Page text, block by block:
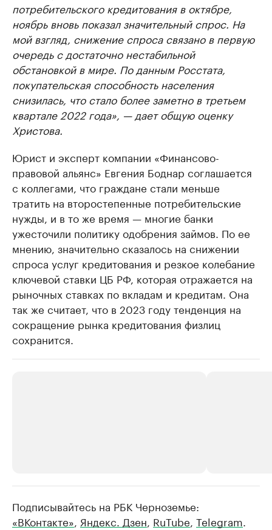
потребительского кредитования в октябре,
ноябрь вновь показал значительный спрос. На
мой взгляд, снижение спроса связано в первую
очередь с достаточно нестабильной
обстановкой в мире. По данным Росстата,
покупательская способность населения
снизилась, что стало более заметно в третьем
квартале 2022 года», — дает общую оценку
Христова.
Юрист и эксперт компании «Финансово-
правовой альянс» Евгения Боднар соглашается
с коллегами, что граждане стали меньше
тратить на второстепенные потребительские
нужды, и в то же время — многие банки
ужесточили политику одобрения займов. По ее
мнению, значительно сказалось на снижении
спроса услуг кредитования и резкое колебание
ключевой ставки ЦБ РФ, которая отражается на
рыночных ставках по вкладам и кредитам. Она
так же считает, что в 2023 году тенденция на
сокращение рынка кредитования физлиц
сохранится.
Делитесь новостями бизнеса на РБК
Подписывайтесь на РБК Черноземье:
«ВКонтакте», Яндекс. Дзен, RuTube, Telegram.